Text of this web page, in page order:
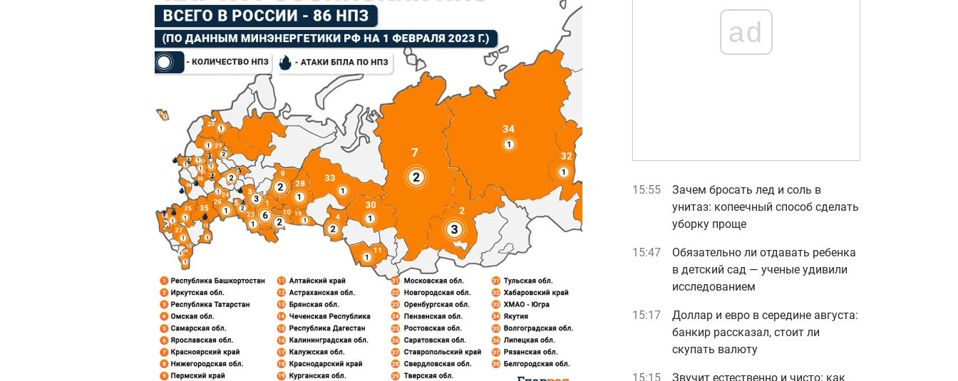
ad
15:55
Зачем бросать лед и соль в
унитаз: копеечный способ сделать
уборку проще
15:47
Обязательно ли отдавать ребенка
в детский сад — ученые удивили
исследованием
15:17
Доллар и евро в середине августа:
банкир рассказал, стоит ли
скупать валюту
15:15 Звучит естественно и чисто: как